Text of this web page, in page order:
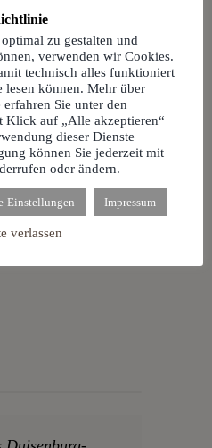
14:30
18:00
• 19:00
zu gestalten und
verwenden wir Cookies.
technisch alles funktioniert
lesen können. Mehr über
Sie unter den
Klick auf „Alle akzeptieren“
dieser Dienste
können Sie jederzeit mit
oder ändern.
Einstellungen Impressum
verlassen